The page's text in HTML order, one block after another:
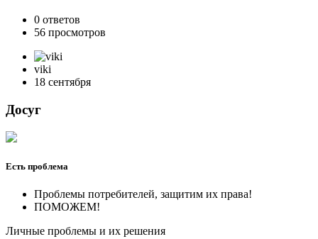
0 ответов
56 просмотров
viki
18 сентября
Досуг
Есть проблема
Проблемы потребителей, защитим их права!
ПОМОЖЕМ!
Личные проблемы и их решения